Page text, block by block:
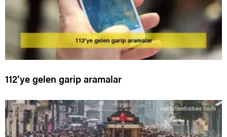
112’ye gelen garip aramalar